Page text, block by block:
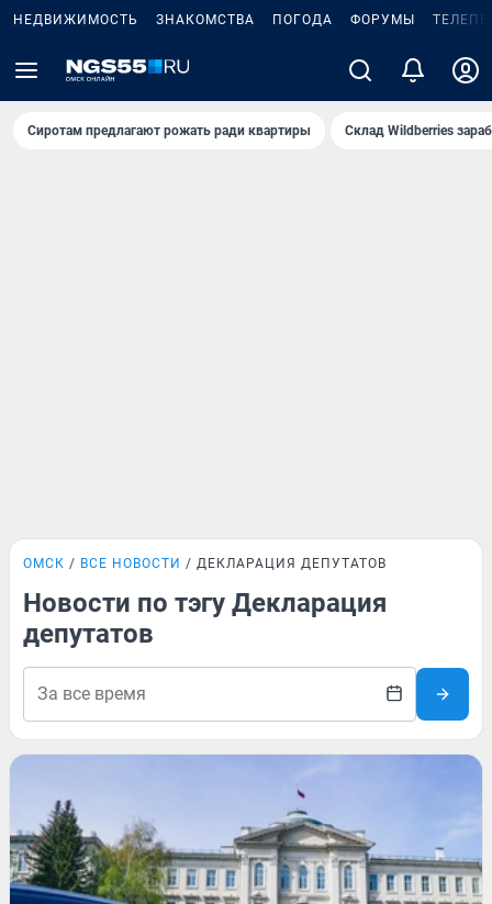
НЕДВИЖИМОСТЬ ЗНАКОМСТВА ПОГОДА ФОРУМЫ
Сиротам предлагают рожать ради квартиры Склад Wildberries
ОМСК ВСЕ НОВОСТИ ДЕКЛАРАЦИЯ ДЕПУТАТОВ
Новости по тэгу Декларация
депутатов